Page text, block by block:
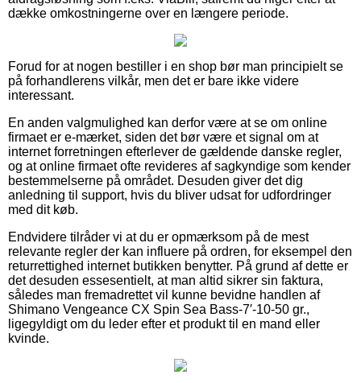
dække omkostningerne over en længere periode.
Forud for at nogen bestiller i en shop bør man principielt se
på forhandlerens vilkår, men det er bare ikke videre
interessant.
En anden valgmulighed kan derfor være at se om online
firmaet er e-mærket, siden det bør være et signal om at
internet forretningen efterlever de gældende danske regler,
og at online firmaet ofte revideres af sagkyndige som kender
bestemmelserne på området. Desuden giver det dig
anledning til support, hvis du bliver udsat for udfordringer
med dit køb.
Endvidere tilråder vi at du er opmærksom på de mest
relevante regler der kan influere på ordren, for eksempel den
returrettighed internet butikken benytter. På grund af dette er
det desuden essesentielt, at man altid sikrer sin faktura,
således man fremadrettet vil kunne bevidne handlen af
Shimano Vengeance CX Spin Sea Bass-7′-10-50 gr.,
ligegyldigt om du leder efter et produkt til en mand eller
kvinde.